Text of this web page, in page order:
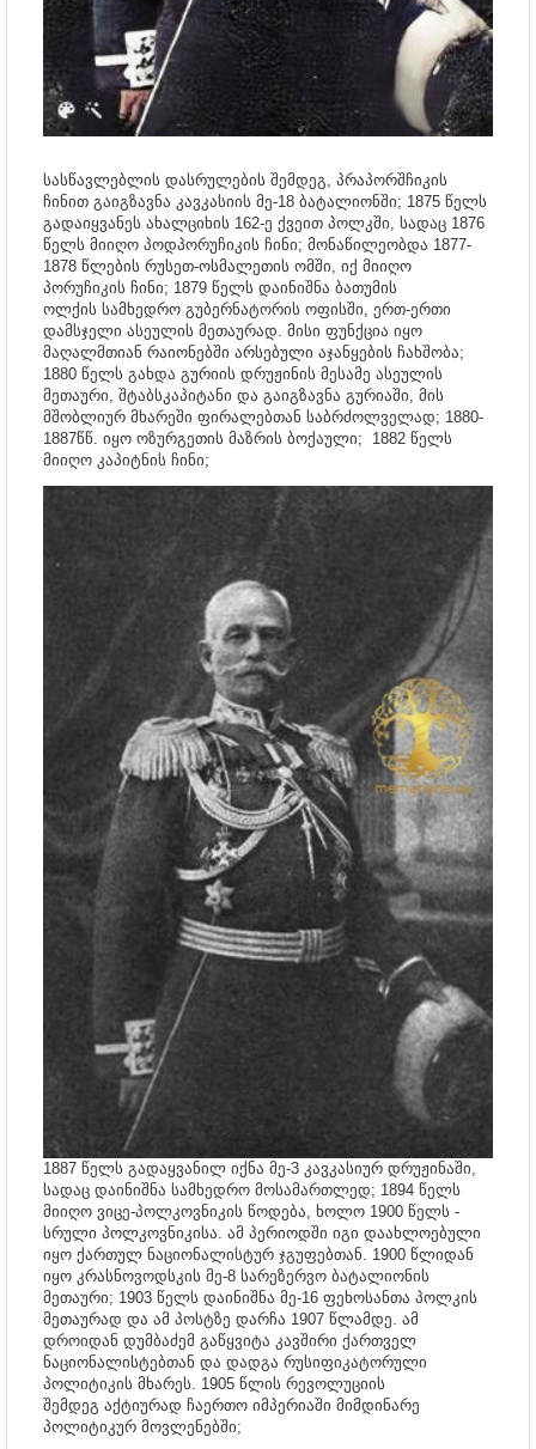
სასწავლებლის დასრულების შემდეგ, პრაპორშჩიკის
ჩინით გაიგზავნა კავკასიის მე-18 ბატალიონში; 1875 წელს
გადაიყვანეს ახალციხის 162-ე ქვეით პოლკში, სადაც 1876
წელს მიიღო პოდპორუჩიკის ჩინი; მონაწილეობდა 1877-
1878 წლების რუსეთ-ოსმალეთის ომში, იქ მიიღო
პორუჩიკის ჩინი; 1879 წელს დაინიშნა ბათუმის
ოლქის სამხედრო გუბერნატორის ოფისში, ერთ-ერთი
დამსჯელი ასეულის მეთაურად. მისი ფუნქცია იყო
მაღალმთიან რაიონებში არსებული აჯანყების ჩახშობა;
1880 წელს გახდა გურიის დრუჟინის მესამე ასეულის
მეთაური, შტაბსკაპიტანი და გაიგზავნა გურიაში, მის
მშობლიურ მხარეში ფირალებთან საბრძოლველად; 1880-
1887წწ. იყო ოზურგეთის მაზრის ბოქაული; 1882 წელს
მიიღო კაპიტნის ჩინი;
1887 წელს გადაყვანილ იქნა მე-3 კავკასიურ დრუჟინაში,
სადაც დაინიშნა სამხედრო მოსამართლედ; 1894 წელს
მიიღო ვიცე-პოლკოვნიკის წოდება, ხოლო 1900 წელს -
სრული პოლკოვნიკისა. ამ პერიოდში იგი დაახლოებული
იყო ქართულ ნაციონალისტურ ჯგუფებთან. 1900 წლიდან
იყო კრასნოვოდსკის მე-8 სარეზერვო ბატალიონის
მეთაური; 1903 წელს დაინიშნა მე-16 ფეხოსანთა პოლკის
მეთაურად და ამ პოსტზე დარჩა 1907 წლამდე. ამ
დროიდან დუმბაძემ გაწყვიტა კავშირი ქართველ
ნაციონალისტებთან და დადგა რუსიფიკატორული
პოლიტიკის მხარეს. 1905 წლის რევოლუციის
შემდეგ აქტიურად ჩაერთო იმპერიაში მიმდინარე
პოლიტიკურ მოვლენებში;